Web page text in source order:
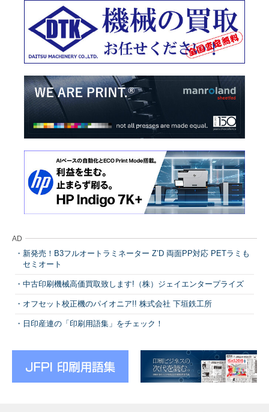
AD
新発売！B3フルオートラミネーター Z’D 両面PP対応 PETラミも
セミオート
中古印刷機械高価買取致します!（株）ジェイエンタープライズ
オフセット校正機のパイオニア!! 株式会社 下垣鉄工所
日印産連の「印刷用語集」をチェック！